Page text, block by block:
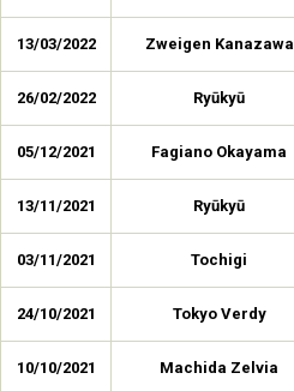
13/03/2022 Zweigen Kanazawa
26/02/2022 Ryūkyū
05/12/2021 Fagiano Okayama
13/11/2021 Ryūkyū
03/11/2021 Tochigi
24/10/2021 Tokyo Verdy
10/10/2021 Machida Zelvia